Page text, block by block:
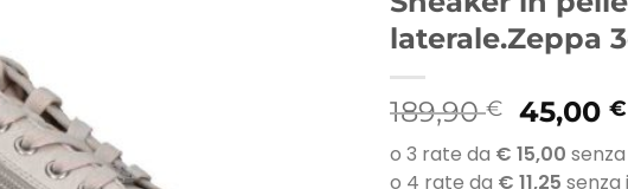
laterale.Zeppa
189,90€
Il
prezzo
45,00€